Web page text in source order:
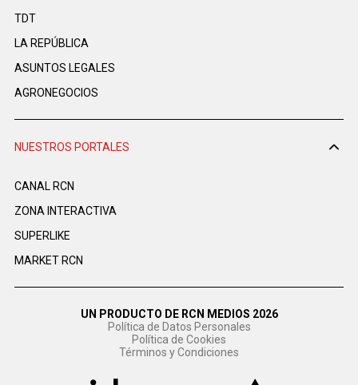
TDT
LA REPÚBLICA
ASUNTOS LEGALES
AGRONEGOCIOS
NUESTROS PORTALES
CANAL RCN
ZONA INTERACTIVA
SUPERLIKE
MARKET RCN
UN PRODUCTO DE RCN MEDIOS 2026
Política de Datos Personales
Política de Cookies
Términos y Condiciones